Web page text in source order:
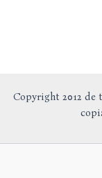
Copyright 2012